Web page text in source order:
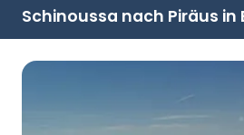
Schinoussa nach Piräus in